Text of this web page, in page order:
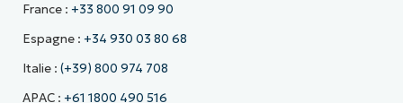
France : +33 800 91 09 90
Espagne : +34 930 03 80 68
Italie : (+39) 800 974 708
APAC : +61 1800 490 516